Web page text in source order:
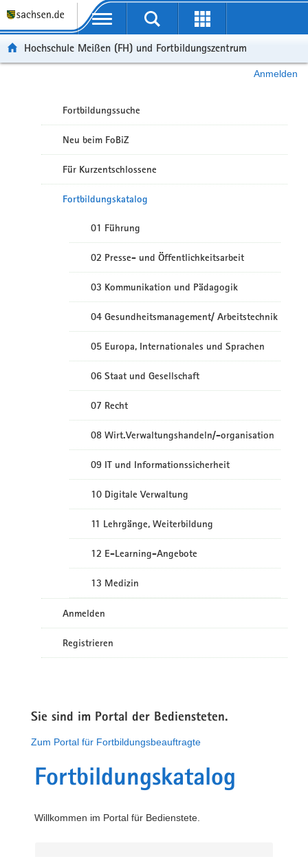
Portalübergreifende Navigation
Hochschule Meißen (FH) und Fortbildungszentrum
Anmelden
Fortbildungssuche
Neu beim FoBiZ
Für Kurzentschlossene
Fortbildungskatalog
01 Führung
02 Presse- und Öffentlichkeitsarbeit
03 Kommunikation und Pädagogik
04 Gesundheitsmanagement/ Arbeitstechnik
05 Europa, Internationales und Sprachen
06 Staat und Gesellschaft
07 Recht
08 Wirt.Verwaltungshandeln/-organisation
09 IT und Informationssicherheit
10 Digitale Verwaltung
11 Lehrgänge, Weiterbildung
12 E-Learning-Angebote
13 Medizin
Anmelden
Registrieren
Sie sind im Portal der Bediensteten.
Zum Portal für Fortbildungsbeauftragte
Fortbildungskatalog
Willkommen im Portal für Bedienstete.